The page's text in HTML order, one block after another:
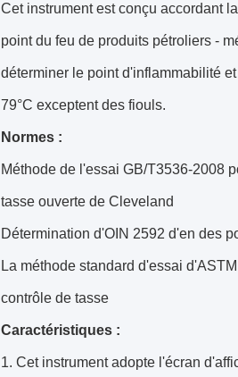
Cet instrument est conçu accordant
point du feu de produits pétroliers -
déterminer le point d'inflammabilité
79°C exceptent des fiouls.
Normes :
Méthode de l'essai GB/T3536-2008
tasse ouverte de Cleveland
Détermination d'OIN 2592 d'en des
La méthode standard d'essai
contrôle de tasse
Caractéristiques :
1. Cet instrument adopte l'écran